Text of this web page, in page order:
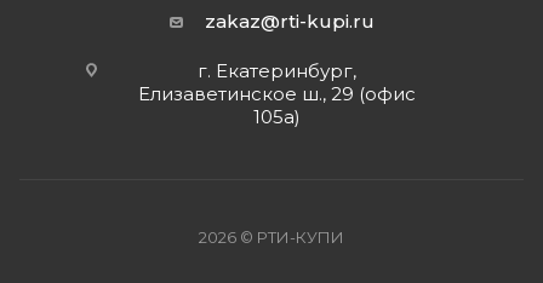
zakaz@rti-kupi.ru
г. Екатеринбург,
Елизаветинское ш., 29 (офис
105а)
2026 © РТИ-КУПИ